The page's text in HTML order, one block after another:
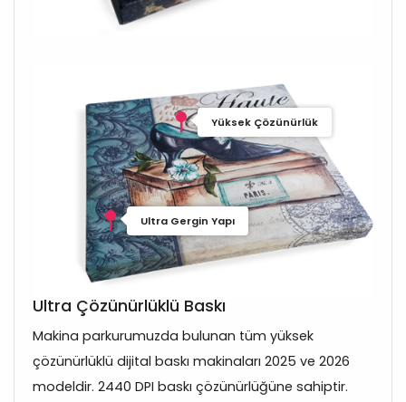
Yüksek Çözünürlük
Ultra Gergin Yapı
Ultra Çözünürlüklü Baskı
Makina parkurumuzda bulunan tüm yüksek
çözünürlüklü dijital baskı makinaları 2025 ve 2026
modeldir. 2440 DPI baskı çözünürlüğüne sahiptir.